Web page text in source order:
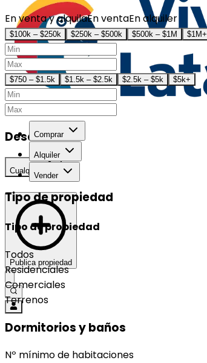
Comprar
Alquiler
Vender
Publica propiedad
En venta y alquilaEn ventaEn alquiler
$100k – $250k $250k – $500k $500k – $1M $1M+
$750 – $1.5k $1.5k – $2.5k $2.5k – $5k $5k+
Desarrollo
Cualquier
Tipo de propiedad
Tipo de propiedad
Todos
Residenciales
Comerciales
Terrenos
Dormitorios y baños
Nº mínimo de habitaciones